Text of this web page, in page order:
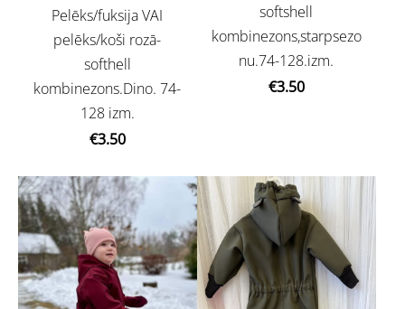
Pelēks/fuksija VAI
pelēks/koši rozā-
softhell
kombinezons.Dino. 74-
128 izm.
€3.50
softshell
kombinezons,starpsezo
nu.74-128.izm.
€3.50